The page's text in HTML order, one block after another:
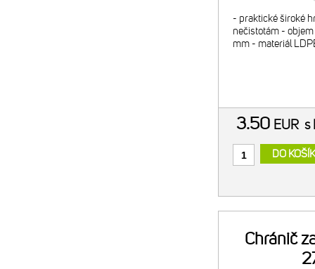
- praktické široké
nečistotám -
mm - materiál
3.50 EUR s
DO
Chránič